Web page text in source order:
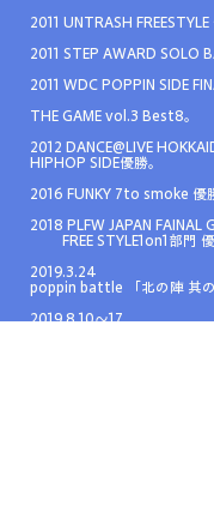
2011 UNTRASH FREESTYLE
2011 STEP AWARD SOLO
2011 WDC POPPIN SIDE
THE GAME vol.3 Best8。
2012 DANCE@LIVE
HIPHOP SIDE優勝。
2016 FUNKY 7to smoke 優
2018 PLFW JAPAN FAINAL
FREE STYLE1on1部門 優
2019.3.24
poppin battle 「北の陣 其
2019.8.10〜17